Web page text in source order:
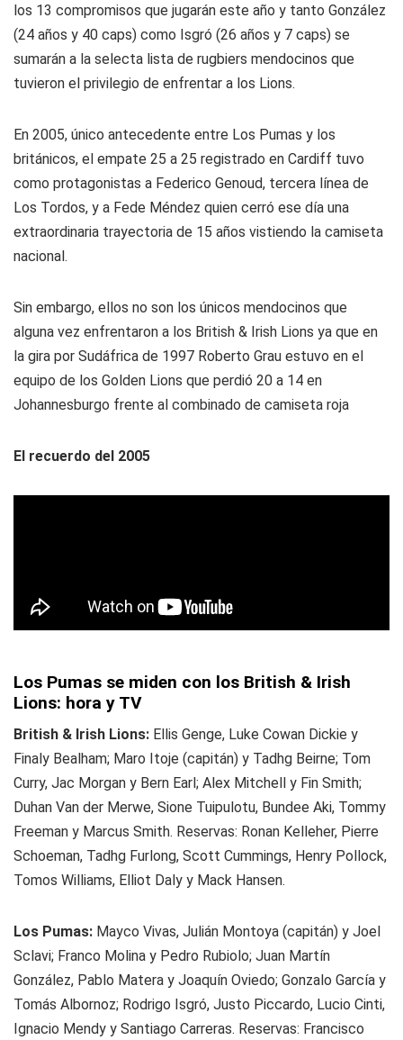
los 13 compromisos que jugarán este año y tanto González
(24 años y 40 caps) como Isgró (26 años y 7 caps) se
sumarán a la selecta lista de rugbiers mendocinos que
tuvieron el privilegio de enfrentar a los Lions.
En 2005, único antecedente entre Los Pumas y los
británicos, el empate 25 a 25 registrado en Cardiff tuvo
como protagonistas a Federico Genoud, tercera línea de
Los Tordos, y a Fede Méndez quien cerró ese día una
extraordinaria trayectoria de 15 años vistiendo la camiseta
nacional.
Sin embargo, ellos no son los únicos mendocinos que
alguna vez enfrentaron a los British & Irish Lions ya que en
la gira por Sudáfrica de 1997 Roberto Grau estuvo en el
equipo de los Golden Lions que perdió 20 a 14 en
Johannesburgo frente al combinado de camiseta roja
El recuerdo del 2005
Los Pumas se miden con los British & Irish
Lions: hora y TV
British & Irish Lions: Ellis Genge, Luke Cowan Dickie y
Finaly Bealham; Maro Itoje (capitán) y Tadhg Beirne; Tom
Curry, Jac Morgan y Bern Earl; Alex Mitchell y Fin Smith;
Duhan Van der Merwe, Sione Tuipulotu, Bundee Aki, Tommy
Freeman y Marcus Smith. Reservas: Ronan Kelleher, Pierre
Schoeman, Tadhg Furlong, Scott Cummings, Henry Pollock,
Tomos Williams, Elliot Daly y Mack Hansen.
Los Pumas: Mayco Vivas, Julián Montoya (capitán) y Joel
Sclavi; Franco Molina y Pedro Rubiolo; Juan Martín
González, Pablo Matera y Joaquín Oviedo; Gonzalo García y
Tomás Albornoz; Rodrigo Isgró, Justo Piccardo, Lucio Cinti,
Ignacio Mendy y Santiago Carreras. Reservas: Francisco